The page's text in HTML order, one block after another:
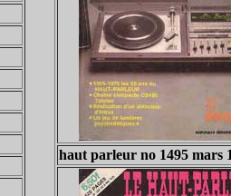
haut parleur no 1495 mars